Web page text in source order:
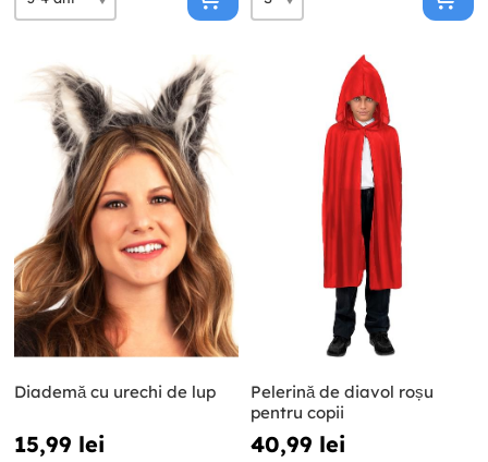
Diademă cu urechi de lup
15,99 lei
Pelerină de diavol roșu
pentru copii
40,99 lei